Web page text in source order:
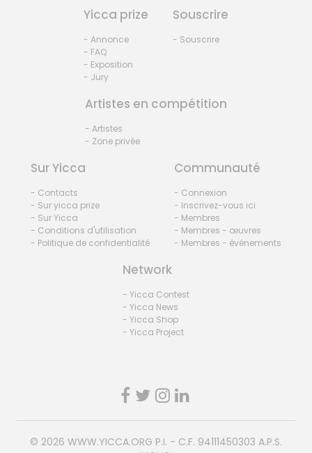
Yicca prize
- Annonce
- FAQ
- Exposition
- Jury
Souscrire
- Souscrire
Artistes en compétition
- Artistes
- Zone privée
Sur Yicca
- Contacts
- Sur yicca prize
- Sur Yicca
- Conditions d'utilisation
- Politique de confidentialité
Communauté
- Connexion
- Inscrivez-vous ici
- Membres
- Membres - œuvres
- Membres - événements
Network
- Yicca Contest
- Yicca News
- Yicca Shop
- Yicca Project
© 2026 WWW.YICCA.ORG P.I. - C.F. 94111450303 A.P.S.